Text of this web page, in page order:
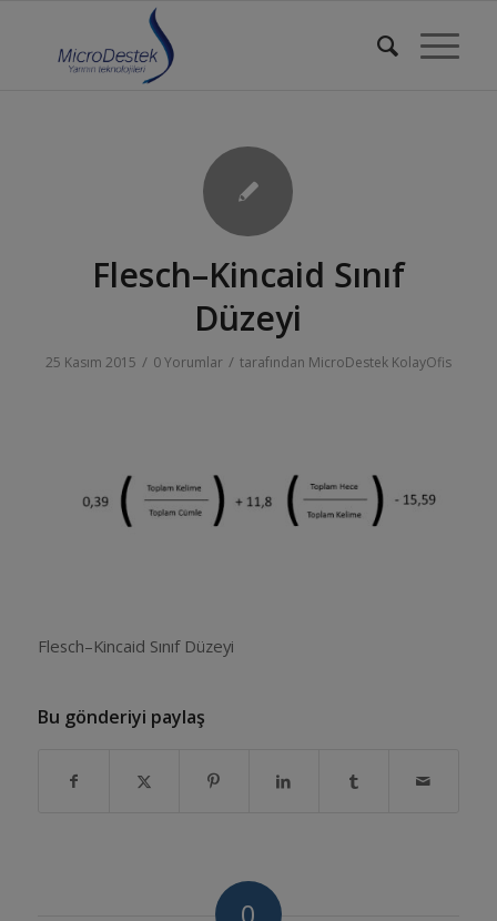
Flesch–Kincaid Sınıf
Düzeyi
25 Kasım 2015 / 0 Yorumlar / tarafından MicroDestek KolayOfis
Flesch–Kincaid Sınıf Düzeyi
Bu gönderiyi paylaş
0